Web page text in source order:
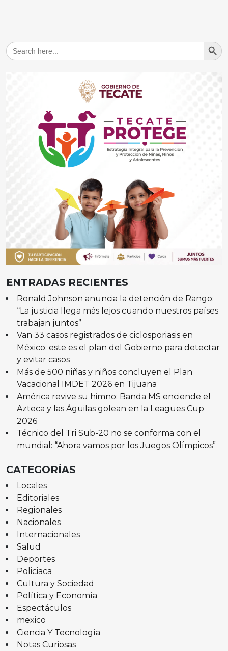
Search
for:
Search
ENTRADAS RECIENTES
Ronald Johnson anuncia la detención de Rango:
“La justicia llega más lejos cuando nuestros países
trabajan juntos”
Van 33 casos registrados de ciclosporiasis en
México: este es el plan del Gobierno para detectar
y evitar casos
Más de 500 niñas y niños concluyen el Plan
Vacacional IMDET 2026 en Tijuana
América revive su himno: Banda MS enciende el
Azteca y las Águilas golean en la Leagues Cup
2026
Técnico del Tri Sub-20 no se conforma con el
mundial: “Ahora vamos por los Juegos Olímpicos”
CATEGORÍAS
Locales
Editoriales
Regionales
Nacionales
Internacionales
Salud
Deportes
Policiaca
Cultura y Sociedad
Política y Economía
Espectáculos
mexico
Ciencia Y Tecnología
Notas Curiosas